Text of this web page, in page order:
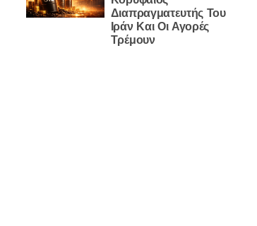
Διαπραγματευτής Του
Ιράν Και Οι Αγορές
Τρέμουν